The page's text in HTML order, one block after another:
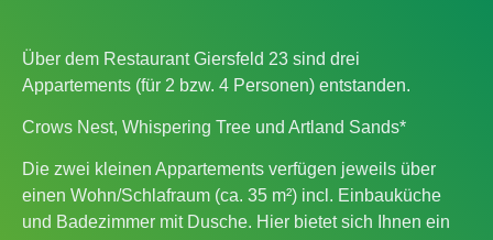
Über dem Restaurant Giersfeld 23 sind drei
Appartements (für 2 bzw. 4 Personen) entstanden.
Crows Nest, Whispering Tree und Artland Sands*
Die zwei kleinen Appartements verfügen jeweils über
einen Wohn/Schlafraum (ca. 35 m²) incl. Einbauküche
und Badezimmer mit Dusche. Hier bietet sich Ihnen ein